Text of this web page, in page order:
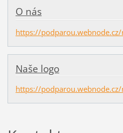
O nás
https://
Naše logo
https://